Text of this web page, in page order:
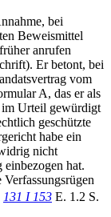
bei
Beweismittel
anrufen
Er betont, bei
vom
A, das er als
im Urteil gewürdigt
geschützte
habe ein
nicht
einbezogen hat.
131 I 153 E. 1.2 S.